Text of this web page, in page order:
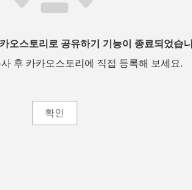
오스토리로 공유하기 기능이 종료되었습
후 카카오스토리에 직접 등록해 보세요.
확인